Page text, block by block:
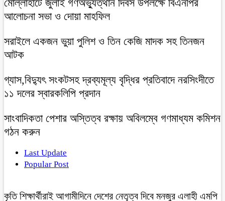
মোল্লাহাটে জুলাই গণঅভ্যুত্থান দিবস উপলক্ষে বিএনপির
আলোচনা সভা ও দোয়া মাহফিল
সরাইলে একজন ভুয়া পুলিশ ও তিন কেজি মাদক সহ তিনজন
আটক
গ্যাস,বিদ্যুৎ সংকটসহ দ্রব্যমূল্য বৃদ্ধির প্রতিবাদে নরসিংদীতে
১১ দলের স্বারকলিপি প্রদান
সাংবাদিকতা পেশার অস্তিত্ব রক্ষায় অবিলম্বে গণমাধ্যম কমিশন
গঠন করুন
Last Update
Popular Post
কৃতি শিক্ষার্থীরাই আগামীদিনে দেশের নেতৃত্ব দিবে মনজুর এলাহী এমপি